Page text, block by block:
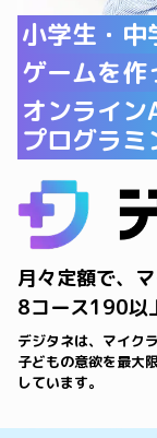
小学生・中
ゲームを作
オンライン
プログラミ
月々定額で、
8コース190以
デジタネは、マイク
子どもの意欲を最大
しています。